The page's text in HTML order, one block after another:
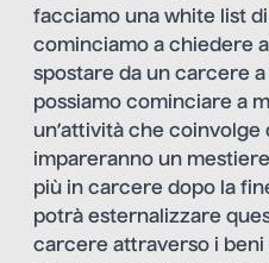
facciamo una white list
cominciamo a chiedere
spostare da un carcere
possiamo cominciare a
un’attività che
impareranno un
più in carcere dopo la
potrà esternalizzare
carcere attraverso i beni